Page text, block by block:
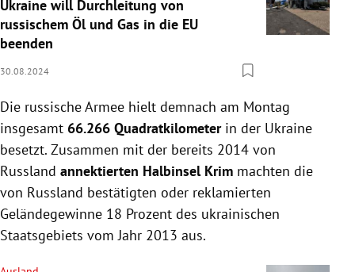
Ukraine will Durchleitung von
russischem Öl und Gas in die EU
beenden
30.08.2024
Die russische Armee hielt demnach am Montag
insgesamt 66.266 Quadratkilometerin der Ukraine
besetzt. Zusammen mit der bereits 2014 von
Russland annektierten Halbinsel Krim machten die
von Russland bestätigten oder reklamierten
Geländegewinne 18 Prozent des ukrainischen
Staatsgebiets vom Jahr 2013 aus.